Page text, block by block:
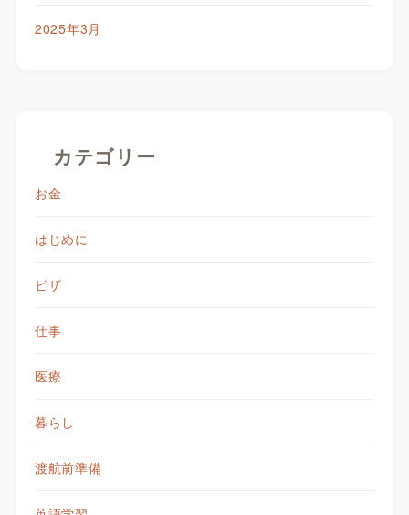
2025年3月
カテゴリー
お金
はじめに
ビザ
仕事
医療
暮らし
渡航前準備